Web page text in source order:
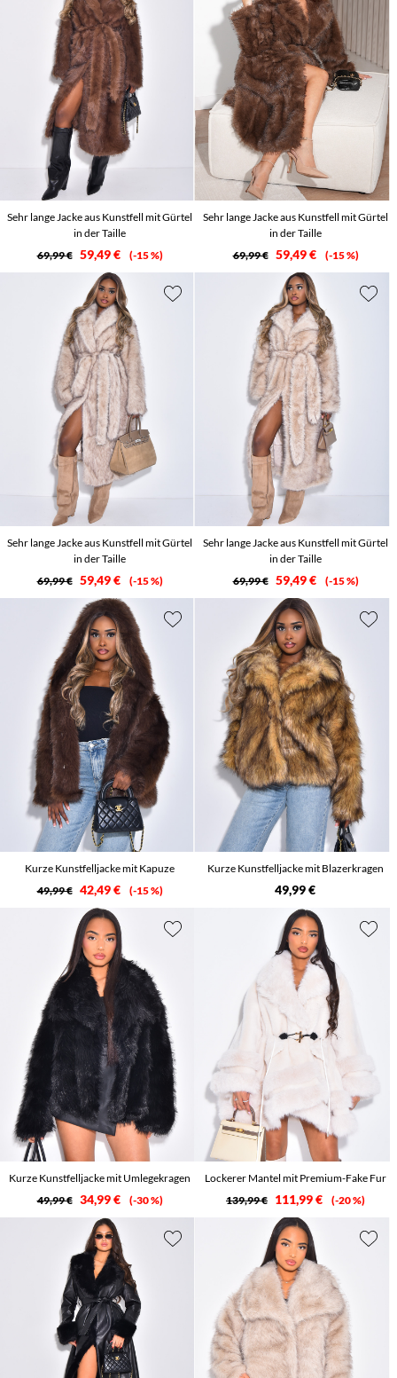
Sehr lange Jacke aus Kunstfell mit Gürtel
in der Taille
69,99 € 59,49 € -15 %
Sehr lange Jacke aus Kunstfell mit Gürtel
in der Taille
69,99 € 59,49 € -15 %
Sehr lange Jacke aus Kunstfell mit Gürtel
in der Taille
69,99 € 59,49 € -15 %
Sehr lange Jacke aus Kunstfell mit Gürtel
in der Taille
69,99 € 59,49 € -15 %
Kurze Kunstfelljacke mit Kapuze
49,99 € 42,49 € -15 %
Kurze Kunstfelljacke mit Blazerkragen
49,99 €
Kurze Kunstfelljacke mit Umlegekragen
49,99 € 34,99 € -30 %
Lockerer Mantel mit Premium-Fake Fur
139,99 € 111,99 € -20 %